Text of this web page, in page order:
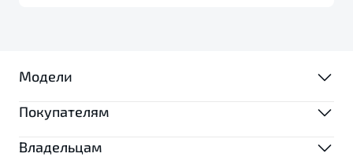
Модели
МОДЕЛИ
Покупателям
ВЫБОР И ПОКУПКА
Владельцам